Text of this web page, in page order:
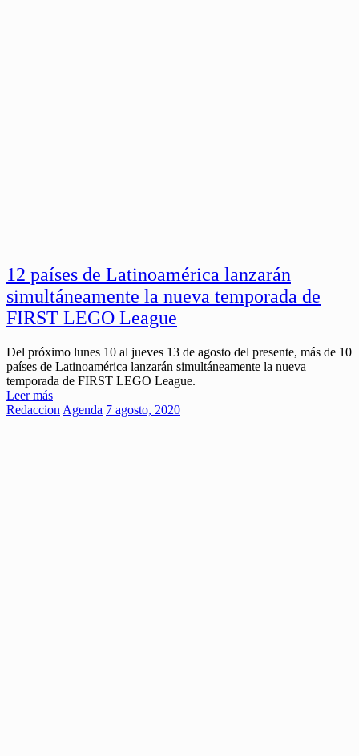
12 países de Latinoamérica lanzarán
simultáneamente la nueva temporada de
FIRST LEGO League
Del próximo lunes 10 al jueves 13 de agosto del presente, más de 10
países de Latinoamérica lanzarán simultáneamente la nueva
temporada de FIRST LEGO League.
Leer más
Redaccion Agenda 7 agosto, 2020